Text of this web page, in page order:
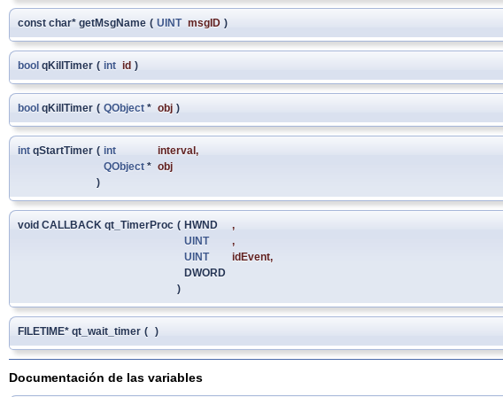
const char* getMsgName ( UINT msgID )
bool qKillTimer ( int id )
bool qKillTimer ( QObject * obj )
int qStartTimer ( int interval,
QObject * obj
)
void CALLBACK qt_TimerProc ( HWND
,
UINT
,
UINT
idEvent,
DWORD
)
FILETIME* qt_wait_timer ( )
Documentación de las variables